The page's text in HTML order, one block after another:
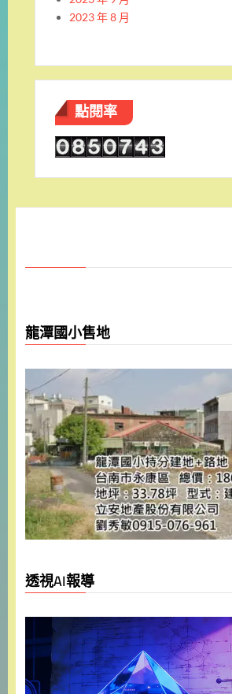
2023 年 8 月
點閱率
龍潭國小售地
透視AI報導